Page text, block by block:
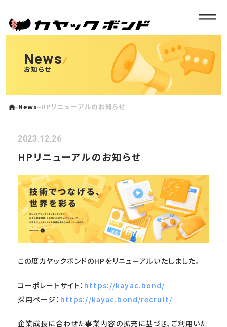
News
お知らせ
News HPリニューアルのお知らせ
2023.12.26
HPリニューアルのお知らせ
この度カヤックボンドのHPをリニューアルいたしました。
コーポレートサイト： https://kayac.bond/
採用ページ： https://kayac.bond/recruit/
企業成長に合わせた事業内容の拡充に基づき、ご利用いた